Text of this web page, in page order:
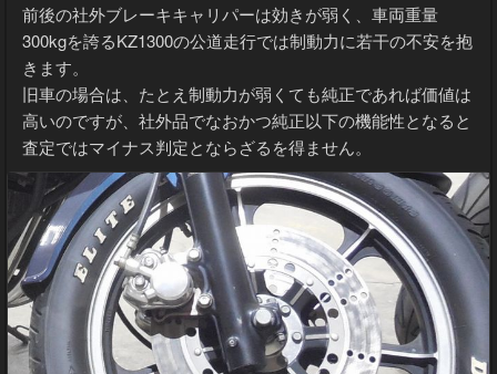
前後の社外ブレーキキャリパーは効きが弱く、車両重量
300kgを誇るKZ1300の公道走行では制動力に若干の不安を抱
きます。
旧車の場合は、たとえ制動力が弱くても純正であれば価値は
高いのですが、社外品でなおかつ純正以下の機能性となると
査定ではマイナス判定とならざるを得ません。